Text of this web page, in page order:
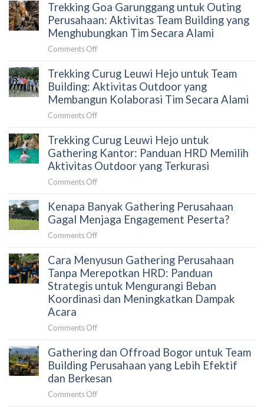
Menyusun
Proposal
yang
Tepat
HRD
Curug
Bidadari
untuk
Gathering
HRD
Sebelum
Memilih
Aktivitas
di
Sentul
Trekking Goa Garunggang untuk Outing
Perusahaan: Aktivitas Team Building yang
Menghubungkan Tim Secara Alami
Comments Offon
Goa
Garunggang
untuk
Team
Building
yang
Menghubungkan
Secara
Alami
Trekking Curug Leuwi Hejo untuk Team
Building: Aktivitas Outdoor yang
Membangun Kolaborasi Tim Secara Alami
Comments Offon
Curug
Leuwi
Hejo
Aktivitas
Outdoor
yang
Kolaborasi
Tim
Secara
Alami
Trekking Curug Leuwi Hejo untuk
Gathering Kantor: Panduan HRD Memilih
Aktivitas Outdoor yang Terkurasi
Comments Offon
Curug
Leuwi
Hejo
Kantor:
Panduan
HRD
Memilih
Outdoor
Terkurasi
Kenapa Banyak Gathering Perusahaan
Gagal Menjaga Engagement Peserta?
Comments Offon
Banyak
Gathering
Perusahaan
Gagal
Menjaga
Peserta?
Cara Menyusun Gathering Perusahaan
Tanpa Merepotkan HRD: Panduan
Strategis untuk Mengurangi Beban
Koordinasi dan Meningkatkan Dampak
Acara
Comments Offon
Menyusun
Gathering
Perusahaan
Gathering dan Offroad Bogor untuk Team
Building Perusahaan yang Lebih Efektif
dan Berkesan
Comments Offon